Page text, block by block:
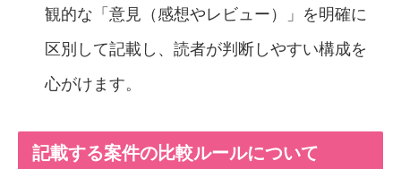
観的な「意見（感想やレビュー）」を明確に
区別して記載し、読者が判断しやすい構成を
心がけます。
記載する案件の比較ルールについて